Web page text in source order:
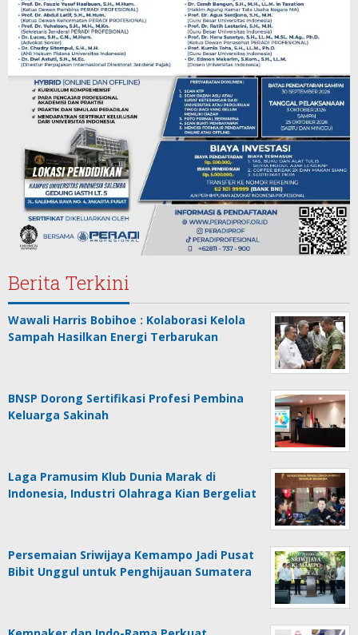
Berita Terkini
Wawali Harris Bobihoe : Kolaborasi Kelola
Sampah Hasilkan Energi Terbarukan
BNSP Dorong Sertifikasi Profesi Pembina
Keluarga Sakinah
Laga Pramusim Klub Dunia Marak di
Indonesia, Industri Olahraga Kian Bergeliat
Persemaian Sriwijaya Kemampo Jadi Pusat
Bibit Unggul untuk Penghijauan Sumatera